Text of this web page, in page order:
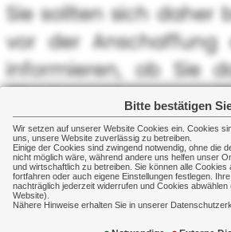
Bitte bestätigen
Wir setzen auf unserer Website Cookies ein. Cookies
uns, unsere Website zuverlässig zu betreiben.
Einige der Cookies sind zwingend notwendig, ohne die
nicht möglich wäre, während andere uns helfen unser
und wirtschaftlich zu betreiben. Sie können alle
fortfahren oder auch eigene Einstellungen festlegen.
nachträglich jederzeit widerrufen und Cookies
Website).
Nähere Hinweise erhalten Sie in unserer
Sie sollten sich daher
vor der Anschaffung
informieren, ob Sie
überhaupt bewegen
Bei der Wahl der
Versicherung beraten
Denn hier geht es